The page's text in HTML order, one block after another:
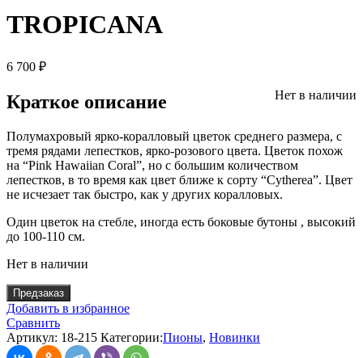
TROPICANA
6 700 ₽
Нет в наличии
Краткое описание
Полумахровый ярко-коралловый цветок среднего размера, с
тремя рядами лепестков, ярко-розового цвета. Цветок похож
на “Pink Hawaiian Coral”, но с большим количеством
лепестков, в то время как цвет ближе к сорту “Cytherea”. Цвет
не исчезает так быстро, как у других коралловых.
Один цветок на стебле, иногда есть боковые бутоны , высокий
до 100-110 см.
Нет в наличии
Предзаказ
Добавить в избранное
Сравнить
Артикул: 18-215 Категории:Пионы, Новинки